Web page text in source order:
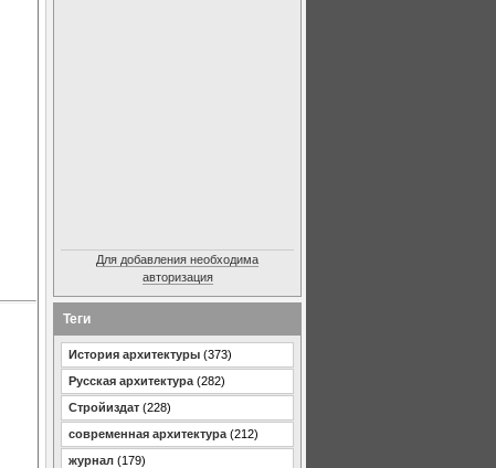
Для добавления необходима
авторизация
Теги
История архитектуры (373)
Русская архитектура (282)
Стройиздат (228)
современная архитектура (212)
журнал (179)